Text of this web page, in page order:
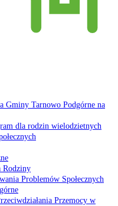
Gminy Tarnowo Podgórne na
dla rodzin wielodzietnych
Rodziny
Problemów Społecznych
Przemocy w